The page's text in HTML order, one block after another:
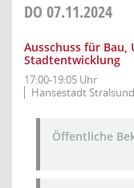
DO 07.11.2024
Ausschuss für
Stadtentwicklung
17:00-19:05 Uhr
Hansestadt
Öffentliche